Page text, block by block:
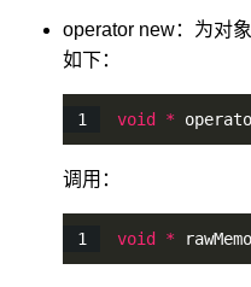
operator new：为对
如下：
void *
调用：
void *